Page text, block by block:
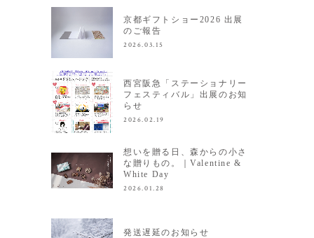
京都ギフトショー2026 出展
のご報告
2026.03.15
西宮阪急「ステーショナリー
フェスティバル」出展のお知
らせ
2026.02.19
想いを贈る日、森からの小さ
な贈りもの。｜Valentine &
White Day
2026.01.28
発送遅延のお知らせ